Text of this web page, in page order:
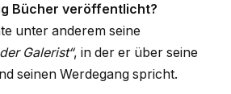
Bücher veröffentlicht?
unter anderem seine
Galerist“, in der er über seine
seinen Werdegang spricht.